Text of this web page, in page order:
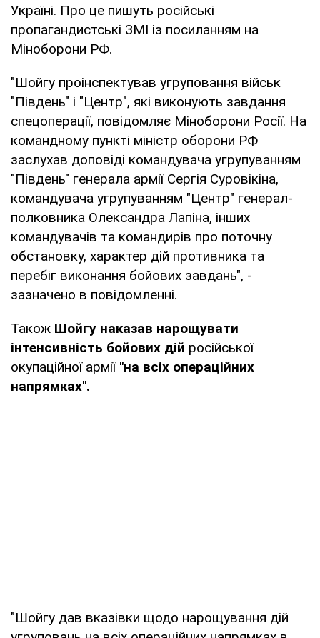
Україні. Про це пишуть російські
пропагандистські ЗМІ із посиланням на
Міноборони РФ.
"Шойгу проінспектував угруповання військ
"Південь" і "Центр", які виконують завдання
спецоперації, повідомляє Міноборони Росії. На
командному пункті міністр оборони РФ
заслухав доповіді командувача угрупуванням
"Південь" генерала армії Сергія Суровікіна,
командувача угрупуванням "Центр" генерал-
полковника Олександра Лапіна, інших
командувачів та командирів про поточну
обстановку, характер дій противника та
перебіг виконання бойових завдань", -
зазначено в повідомленні.
Також Шойгу наказав нарощувати
інтенсивність бойових дій російської
окупаційної армії "на всіх операційних
напрямках".
"Шойгу дав вказівки щодо нарощування дій